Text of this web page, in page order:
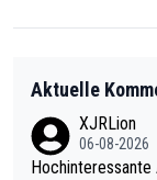
Aktuelle
XJRLion
06-08-2026
Hochinteressante